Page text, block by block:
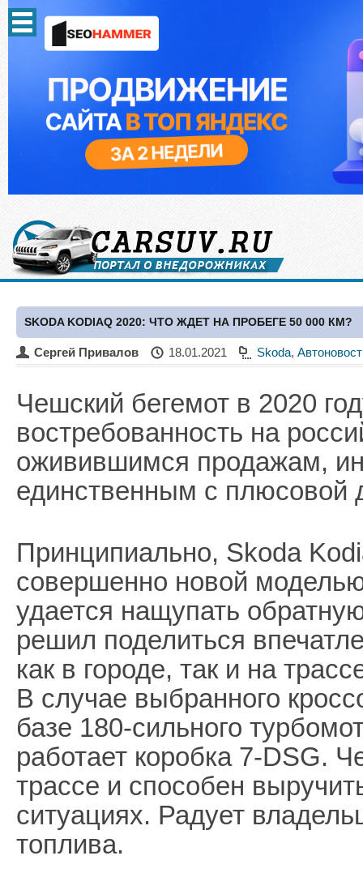
SKODA KODIAQ 2020: ЧТО ЖДЕТ НА ПРОБЕГЕ 50 000 КМ?
Сергей Привалов 18.01.2021 Skoda,
Чешский бегемот в 2020
востребованность на
оживившимся продажам,
единственным с плюсовой
Принципиально, Skoda
совершенно новой
удается нащупать
решил поделиться
как в городе, так и на
В случае выбранного
базе 180-сильного
работает коробка 7-DSG.
трассе и способен
ситуациях. Радует
топлива.